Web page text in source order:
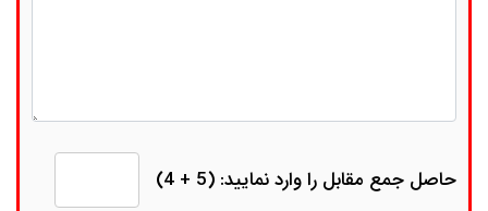
حاصل جمع مقابل را وارد نمایید: (5 + 4)